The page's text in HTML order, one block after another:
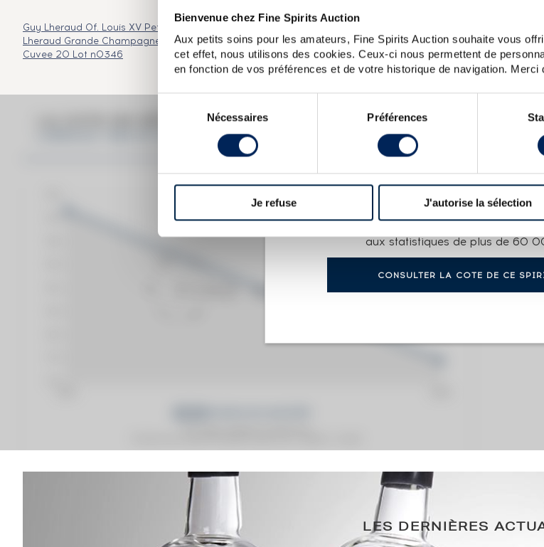
Bienvenue chez Fine Spirits Auction
Aux petits soins pour les amateurs, Fine Spirits Auction souhaite vous
cet effet, nous utilisons des cookies. Ceux-ci nous permettent de
en fonction de vos préférences et de votre historique de navigation. Merci
consentement
Nécessaires Préférences
Je refuse J'autorise la sélection
Guy Lheraud Of. Louis XV Petite Champagne Guy Lheraud Of. Louis XVI Petite Champagne
Lheraud Grande Champagne GuyGuy Lheraud 1950 Of. Grande Champagne Lot n0004 bottled 2009Guy
Cuvee 20 Lot n0346
Accès gratuit et illimité
aux statistiques de plus de 60
CONSULTER LA COTE DE CE
LA COTE EN DÉTAIL DU SPIRITUEUX
LHÉRAUD 1969 OF. BOTTLED 2002
Analyse & Performance du spiritueux
VARIATION DE LA COTE
LES DERNIÈRES